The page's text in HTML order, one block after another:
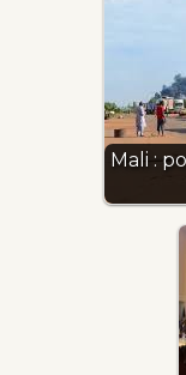
Mali :